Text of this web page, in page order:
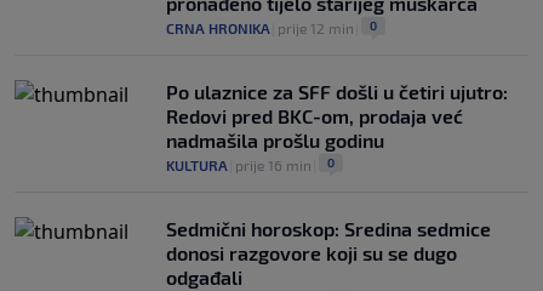
CRNA HRONIKA prije 12 min 0
Po ulaznice za SFF došli u četiri ujutro:
Redovi pred BKC-om, prodaja već
nadmašila prošlu godinu
KULTURA prije 16 min 0
Sedmični horoskop: Sredina sedmice
donosi razgovore koji su se dugo
odgađali